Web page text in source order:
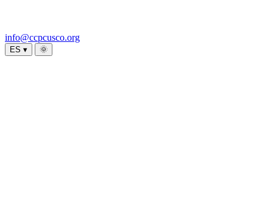
info@ccpcusco.org
ES ▾ 🌞